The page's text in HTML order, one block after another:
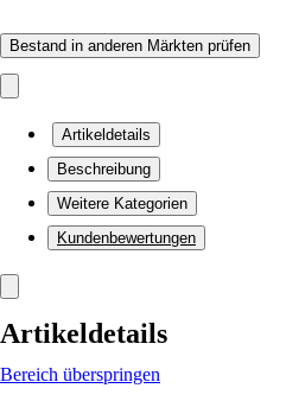
Bestand in anderen Märkten prüfen
Artikeldetails
Beschreibung
Weitere Kategorien
Kundenbewertungen
Artikeldetails
Bereich überspringen